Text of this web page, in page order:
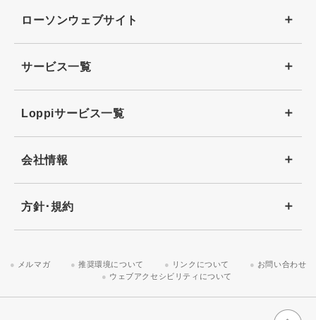
ローソンウェブサイト
サービス一覧
Loppiサービス一覧
会社情報
方針･規約
メルマガ 推奨環境について リンクについて
お問い合わせ
ウェブアクセシビリティについて